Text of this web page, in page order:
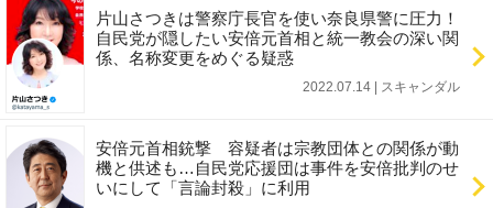
片山さつきは警察庁長官を使い奈良県警に圧力！
自民党が隠したい安倍元首相と統一教会の深い関
係、名称変更をめぐる疑惑
2022.07.14 | スキャンダル
安倍元首相銃撃 容疑者は宗教団体との関係が動
機と供述も…自民党応援団は事件を安倍批判のせ
いにして「言論封殺」に利用